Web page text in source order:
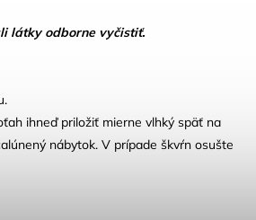
látky odborne vyčistiť.
ihneď priložiť mierne vlhký späť na
nábytok. V prípade škvŕn osušte